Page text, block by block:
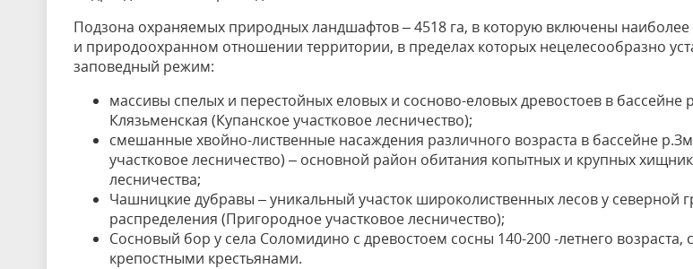
Подзона охраняемых природных ландшафтов – 4518 га, в которую включены
и природоохранном отношении территории, в пределах которых нецелесообразно
заповедный режим:
массивы спелых и перестойных еловых и сосново-еловых древостоев в бассейне
Клязьменская (Купанское участковое лесничество);
смешанные хвойно-лиственные насаждения различного возраста в бассейне
участковое лесничество) – основной район обитания копытных и крупных
лесничества;
Чашницкие дубравы – уникальный участок широколиственных лесов у северной
распределения (Пригородное участковое лесничество);
Сосновый бор у села Соломидино с древостоем сосны 140-200 -летнего возраста,
крепостными крестьянами.